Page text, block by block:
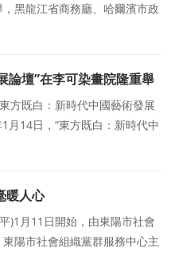
黑龍江省商務廳、哈爾濱市政
非物質
論壇”在李可染畫院隆重舉
方既白：新時代中國藝術發展
月14日，“東方既白：新時代中
暖人心
月11日開始，由東陽市社會
陽市社會組織黨群服務中心主
，東陽